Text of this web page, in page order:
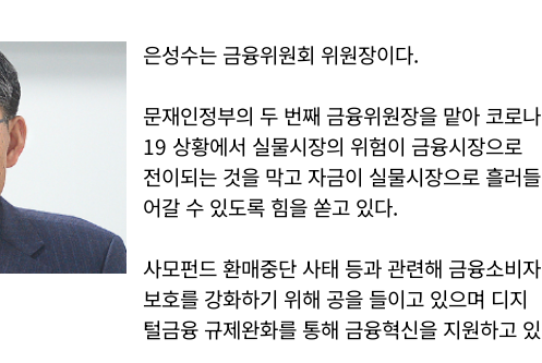
은성수는 금융위원회 위원장이다.
문재인정부의 두 번째 금융위원장을 맡아 코로나
19 상황에서 실물시장의 위험이 금융시장으로
전이되는 것을 막고 자금이 실물시장으로 흘러들
어갈 수 있도록 힘을 쏟고 있다.
사모펀드 환매중단 사태 등과 관련해 금융소비자
보호를 강화하기 위해 공을 들이고 있으며 디지
털금융 규제완화를 통해 금융혁신을 지원하고 있